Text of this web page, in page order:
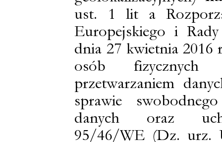
ust. 1 lit a
Europejskiego i
dnia 27 kwietnia 2016
osób
przetwarzaniem
sprawie
danych oraz
95/46/WE (Dz. urz.